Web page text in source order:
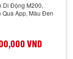
Di Động M200,
Qua App, Màu Đen
VND